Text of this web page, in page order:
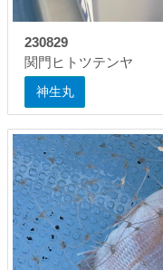
230829
関門ヒトツテンヤ
神生丸